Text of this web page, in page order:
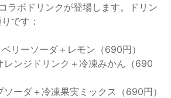
ラボドリンクが登場します。ドリン
です：
リーソーダ＋レモン（690円）
レンジドリンク＋冷凍みかん（690
ーダ＋冷凍果実ミックス（690円）